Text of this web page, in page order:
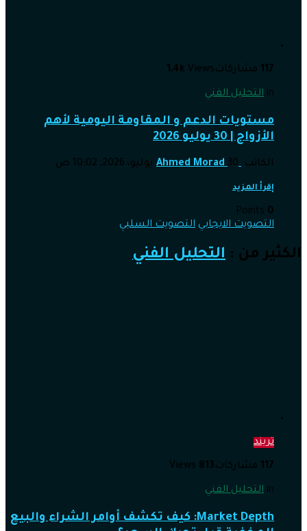
117 مشاركات 1.4k Views
in التحليل الفني
مستويات الدعم و المقاومة اليومية لأهم
الأزواج | 30 يوليو 2026
الكاتب Ahmed Morad 30 يوليو، 2026, 10:02 ص
إقرأ المزيد
0
التصويت الايجابي التصويت السلبي
الكثير من : التحليل الفني
تريند
117 مشاركات813
in التحليل الفني
Market Depth: كيف تكشف أوامر الشراء والبيع